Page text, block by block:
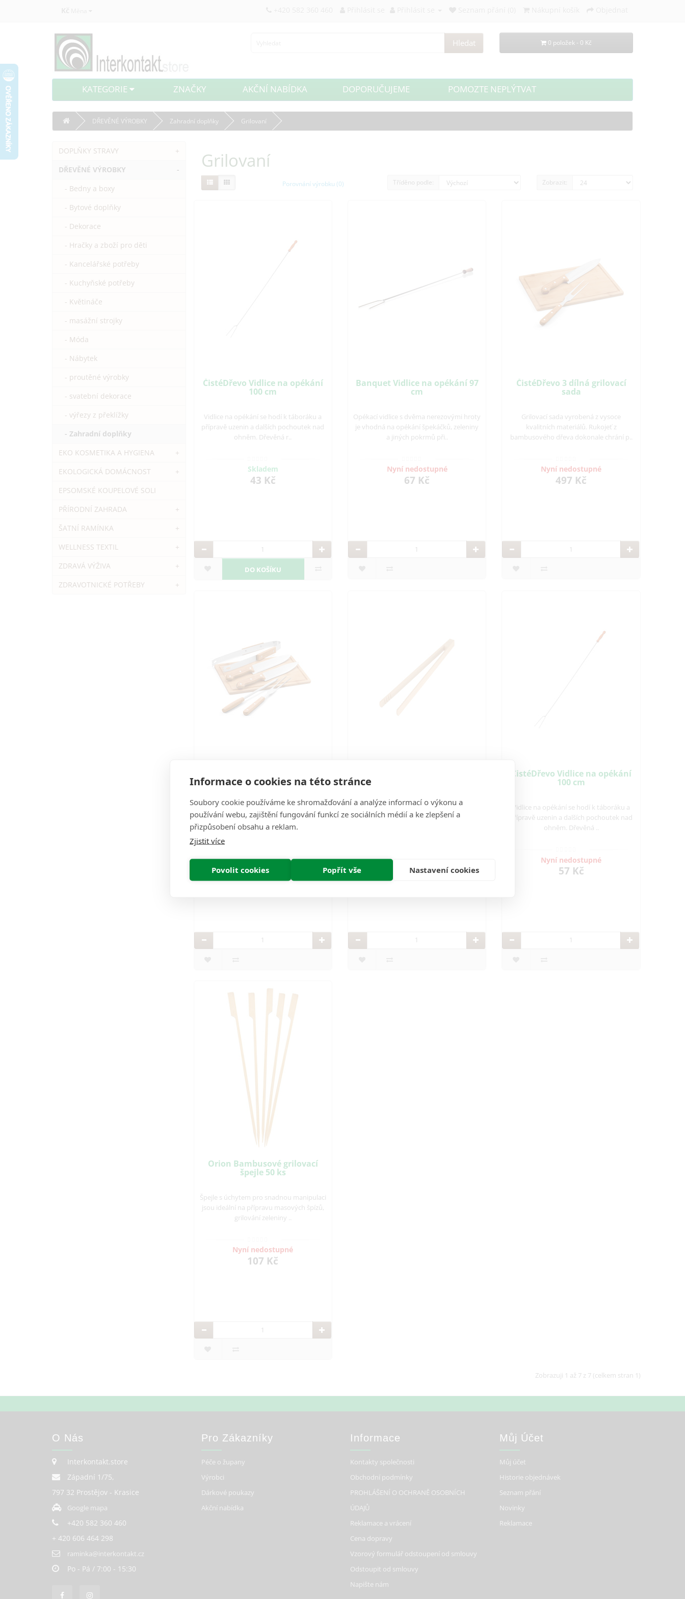
Informace o cookies na této stránce
Soubory cookie používáme ke shromažďování a analýze informací o výkonu a
používání webu, zajištění fungování funkcí ze sociálních médií a ke zlepšení a
přizpůsobení obsahu a reklam.
Zjistit více
Povolit cookies Popřít vše Nastavení cookies
Kč Měna +420 582 360 460 Přihlásit se Přihlásit se Seznam přání (0) Objednat
Hledat 0 položek - 0 Kč
KATEGORIE ZNAČKY AKČNÍ NABÍDKA DOPORUČUJEME POMOZTE NEPLÝTVAT
DŘEVĚNÉ VÝROBKY Zahradní doplňky Grilovaní
DOPLŇKY STRAVY
+
DŘEVĚNÉ VÝROBKY
-
- Bedny a boxy
- Bytové doplňky
- Dekorace
- Hračky a zboží pro děti
- Kancelářské potřeby
- Kuchyňské potřeby
- Květináče
- masážní strojky
- Móda
- Nábytek
- proutěné výrobky
- svatební dekorace
- výřezy z překlížky
- Zahradní doplňky
EKO KOSMETIKA A HYGIENA
+
EKOLOGICKÁ DOMÁCNOST
+
EPSOMSKÉ KOUPELOVÉ SOLI
PŘÍRODNÍ ZAHRADA
+
ŠATNÍ RAMÍNKA
+
WELLNESS TEXTIL
+
ZDRAVÁ VÝŽIVA
+
ZDRAVOTNICKÉ POTŘEBY
+
Grilovaní
Porovnání výrobku (0) Tříděno podle: Zobrazit:
ČistéDřevo Vidlice na opékání
100 cm
Vidlice na opékání se hodí k táboráku a
přípravě uzenin a dalších pochoutek nad
ohněm. Dřevěná r..
Skladem
43 Kč
DO KOŠÍKU
Banquet Vidlice na opékání 97
cm
Opékací vidlice s dvěma nerezovými hroty
je vhodná na opékání špekáčků, zeleniny
a jiných pokrmů při..
Nyní nedostupné
67 Kč
ČistéDřevo 3 dílná grilovací
sada
Grilovací sada vyrobená z vysoce
kvalitních materiálů. Rukojeť z
bambusového dřeva dokonale chrání p..
Nyní nedostupné
497 Kč
sada s prkénkem
5 dílná grilovací sada s prkénkem v
praktickém pouzdře na zip, vybavená
nastavitelným popruhem pro p..
Nyní nedostupné
697 Kč
Tento nepostradatelný pomocník do
kuchyně slouží hlavně k obracení masa a
Nyní nedostupné
47 Kč
ČistéDřevo Vidlice na opékání
100 cm
Vidlice na opékání se hodí k táboráku a
přípravě uzenin a dalších pochoutek nad
ohněm. Dřevěná ..
Nyní nedostupné
57 Kč
Orion Bambusové grilovací
špejle 50 ks
Špejle s úchytem pro snadnou manipulaci
jsou ideální na přípravu masových špízů,
grilování zeleniny ..
Nyní nedostupné
107 Kč
Zobrazuji 1 až 7 z 7 (celkem stran 1)
O Nás
Interkontakt.store
Západní 1/75,
797 32 Prostějov - Krasice
Google mapa
+420 582 360 460
+ 420 606 464 298
raminka@interkontakt.cz
Po - Pá / 7:00 - 15:30
Pro Zákazníky
Péče o župany
Výrobci
Dárkové poukazy
Akční nabídka
Informace
Kontakty společnosti
Obchodní podmínky
PROHLÁŠENÍ O OCHRANĚ OSOBNÍCH
ÚDAJŮ
Reklamace a vrácení
Cena dopravy
Vzorový formulář odstoupení od smlouvy
Odstoupit od smlouvy
Napište nám
Můj Účet
Můj účet
Historie objednávek
Seznam přání
Novinky
Reklamace